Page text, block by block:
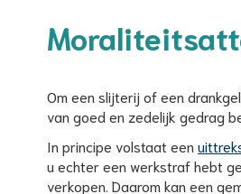
Om een slijterij of een
van goed en zedelijk gedrag
In principe volstaat een
u echter een werkstraf hebt
verkopen. Daarom kan een